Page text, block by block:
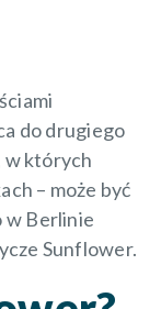
do drugiego
w których
– może być
w Berlinie
Sunflower.